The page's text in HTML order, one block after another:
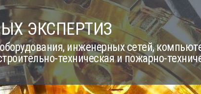
ЭКСПЕРТИЗ
инженерных сетей,
техническая и пожарно-